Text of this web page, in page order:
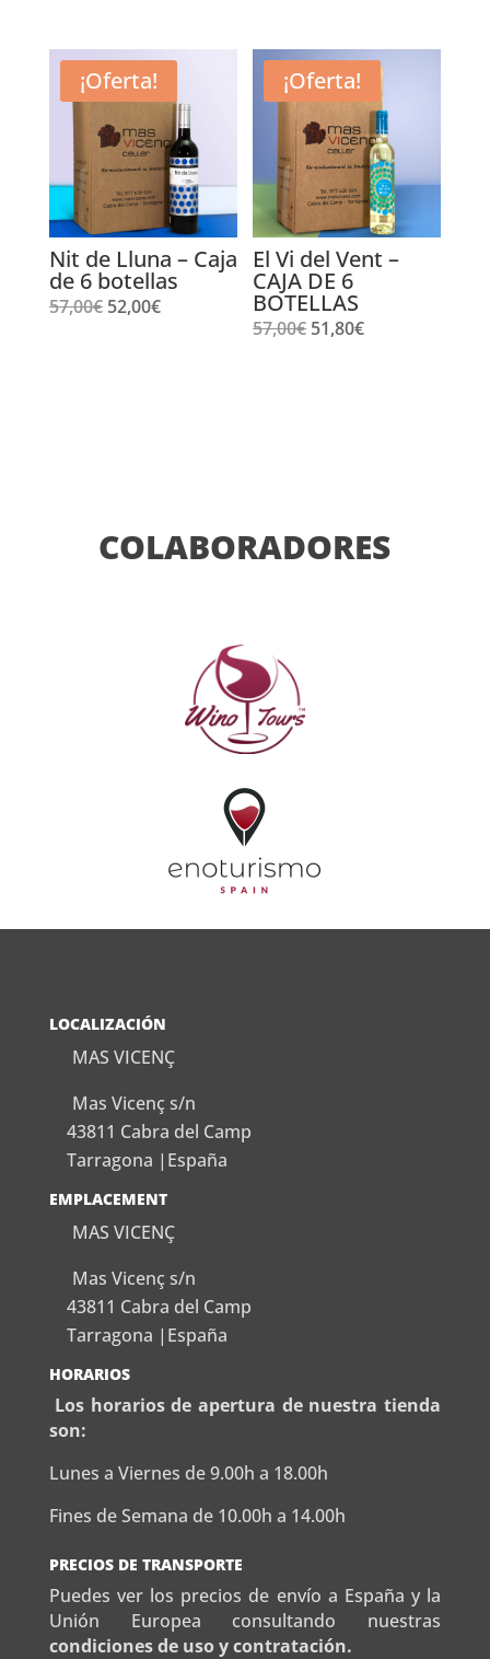
original
era:
50,40€.
actual
47,20€.
original
era:
78,00€.
actual
es:
70,90€.
¡Oferta!
Nit de Lluna – Caja
de 6 botellas
57,00€ El
52,00€El
¡Oferta!
El Vi del Vent –
CAJA DE 6
BOTELLAS
57,00€ El
51,80€El
COLABORADORES
LOCALIZACIÓN
MAS VICENÇ
Mas Vicenç s/n
43811 Cabra del Camp
Tarragona |España
EMPLACEMENT
MAS VICENÇ
Mas Vicenç s/n
43811 Cabra del Camp
Tarragona |España
HORARIOS
Los horarios de apertura de nuestra tienda
son:
Lunes a Viernes de 9.00h a 18.00h
Fines de Semana de 10.00h a 14.00h
PRECIOS DE TRANSPORTE
Puedes ver los precios de envío a España y la
Unión Europea consultando nuestras
condiciones de uso y contratación.